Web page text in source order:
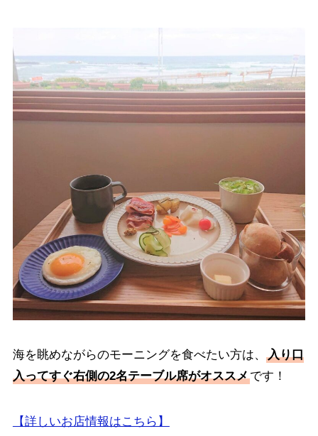
海を眺めながらのモーニングを食べたい方は、
入り口
入ってすぐ右側の2名テーブル席がオススメです！
【詳しいお店情報はこちら】